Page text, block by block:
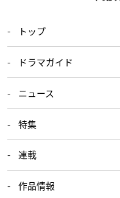
トップ
ドラマガイド
ニュース
特集
連載
作品情報